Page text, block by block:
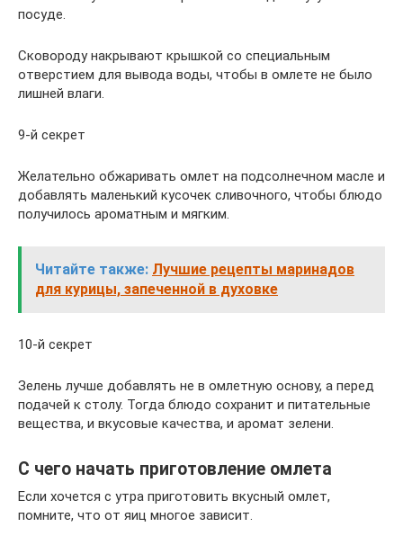
посуде.
Сковороду накрывают крышкой со специальным
отверстием для вывода воды, чтобы в омлете не было
лишней влаги.
9-й секрет
Желательно обжаривать омлет на подсолнечном масле и
добавлять маленький кусочек сливочного, чтобы блюдо
получилось ароматным и мягким.
Читайте также: Лучшие рецепты маринадов
для курицы, запеченной в духовке
10-й секрет
Зелень лучше добавлять не в омлетную основу, а перед
подачей к столу. Тогда блюдо сохранит и питательные
вещества, и вкусовые качества, и аромат зелени.
С чего начать приготовление омлета
Если хочется с утра приготовить вкусный омлет,
помните, что от яиц многое зависит.